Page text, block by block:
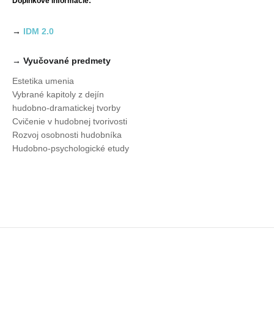
→ IDM 2.0
→ Vyučované predmety
Estetika umenia
Vybrané kapitoly z dejín
hudobno-dramatickej tvorby
Cvičenie v hudobnej tvorivosti
Rozvoj osobnosti hudobníka
Hudobno-psychologické etudy